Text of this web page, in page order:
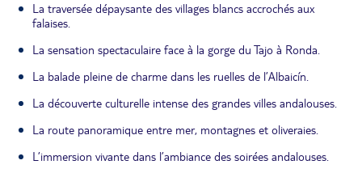
La traversée dépaysante des villages blancs accrochés aux
falaises.
La sensation spectaculaire face à la gorge du Tajo à Ronda.
La balade pleine de charme dans les ruelles de l’Albaicín.
La découverte culturelle intense des grandes villes andalouses.
La route panoramique entre mer, montagnes et oliveraies.
L’immersion vivante dans l’ambiance des soirées andalouses.